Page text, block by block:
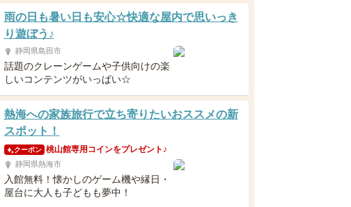
雨の日も暑い日も安心☆快適な屋内で思いっき
り遊ぼう♪
静岡県島田市
話題のクレーンゲームや子供向けの楽
しいコンテンツがいっぱい☆
熱海への家族旅行で立ち寄りたいおススメの新
スポット！
クーポン 桃山館専用コインをプレゼント♪
静岡県熱海市
入館無料！懐かしのゲーム機や縁日・
屋台に大人も子どもも夢中！